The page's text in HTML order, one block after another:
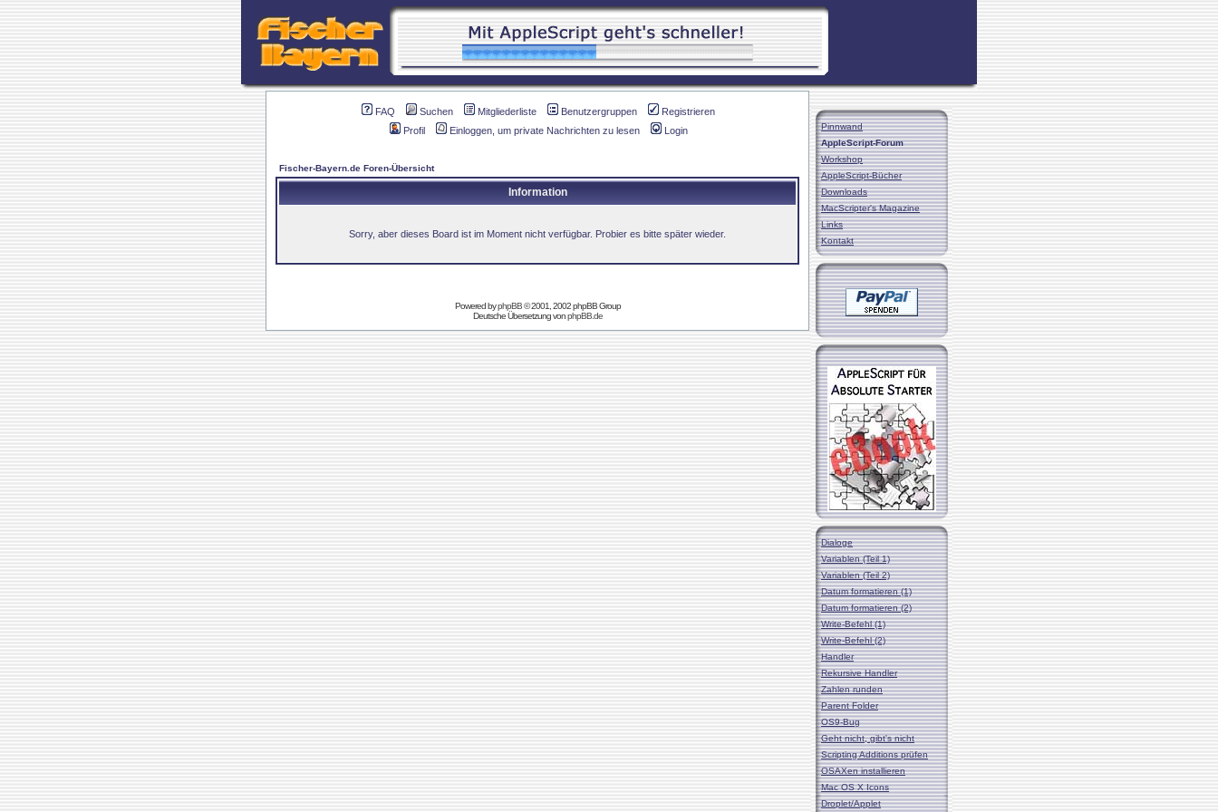
FAQ Suchen Mitgliederliste Benutzergruppen
Registrieren
Profil
Einloggen, um private Nachrichten zu lesen Login
Fischer-Bayern.de Foren-Übersicht
Information
Sorry, aber dieses Board ist im Moment nicht verfügbar. Probier es bitte später wieder.
Powered byphpBB© 2001, 2002 phpBB Group
Deutsche Übersetzung vonphpBB.de
Pinnwand
AppleScript-Forum
Workshop
AppleScript-Bücher
Downloads
MacScripter's Magazine
Links
Kontakt
Dialoge
Variablen (Teil 1)
Variablen (Teil 2)
Datum formatieren (1)
Datum formatieren (2)
Write-Befehl (1)
Write-Befehl (2)
Handler
Rekursive Handler
Zahlen runden
Parent Folder
OS9-Bug
Geht nicht, gibt's nicht
Scripting Additions prüfen
OSAXen installieren
Mac OS X Icons
Droplet/Applet